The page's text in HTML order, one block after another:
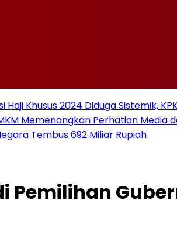
Haji Khusus 2024 Diduga Sistemik,
Memenangkan Perhatian Media
Tembus 692 Miliar Rupiah
Pemilihan